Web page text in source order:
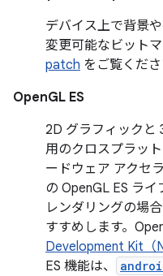
デバイス上で背景
変更可能なビット
patch をご覧くださ
OpenGL ES
2D グラフィックと
用のクロスプラッ
ードウェア アクセ
の OpenGL ES ラ
レンダリングの場
すすめします。
Development Kit（
ES 機能は、